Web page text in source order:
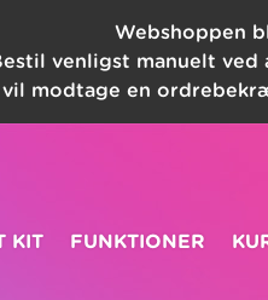
Webshoppen
venligst manuelt ved
vil modtage en
KIT FUNKTIONER